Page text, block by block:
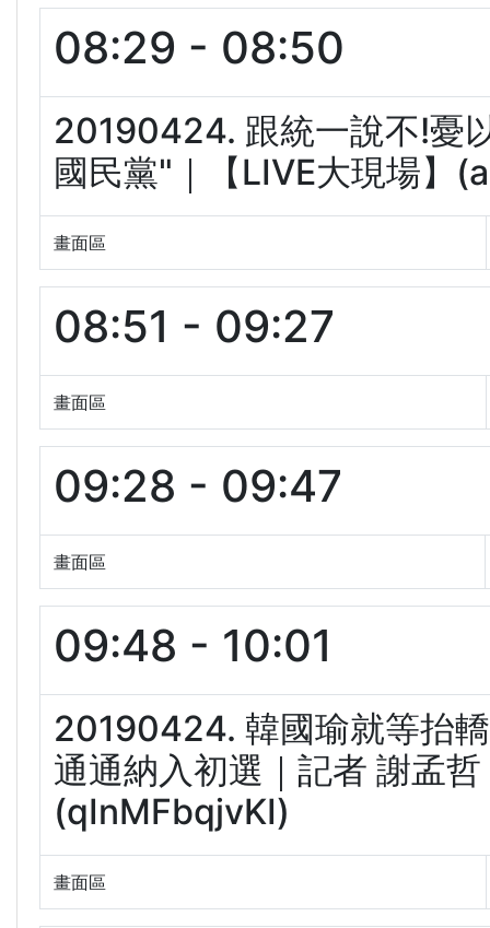
08:29 - 08:50
20190424. 跟統一說不!憂
國民黨"｜【LIVE大現場】
畫面區
08:51 - 09:27
畫面區
09:28 - 09:47
畫面區
09:48 - 10:01
20190424. 韓國瑜就等抬
通通納入初選｜記者 謝孟
(qInMFbqjvKI)
畫面區